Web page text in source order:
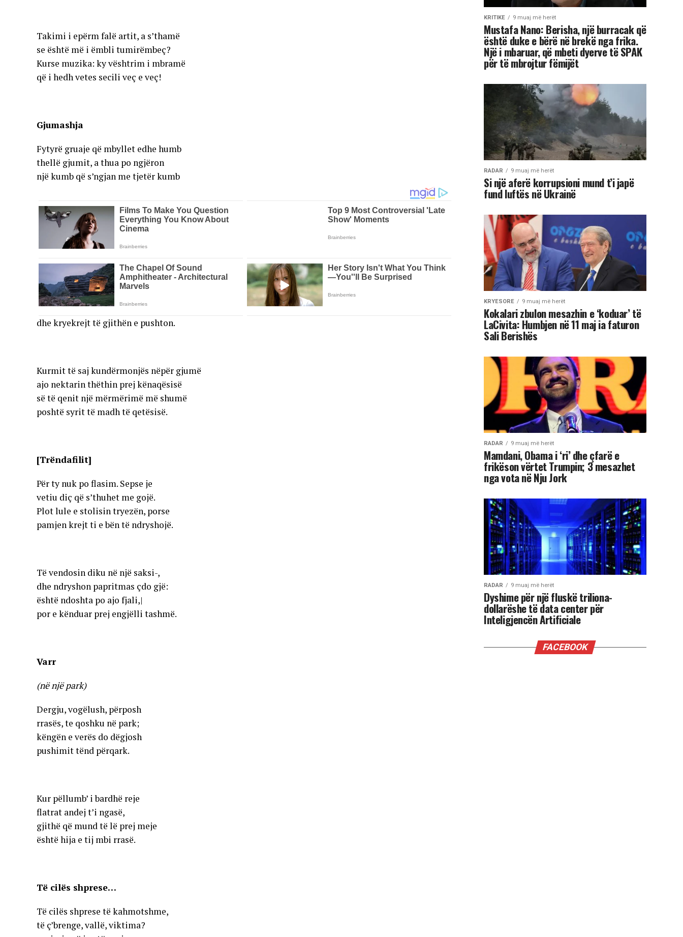
Takimi i epërm falë artit, a s’thamë
se është më i ëmbli tumirëmbeç?
Kurse muzika: ky vështrim i mbramë
që i hedh vetes secili veç e veç!
Gjumashja
Fytyrë gruaje që mbyllet edhe humb
thellë gjumit, a thua po ngjëron
një kumb që s’ngjan me tjetër kumb
dhe kryekrejt të gjithën e pushton.
Kurmit të saj kundërmonjës nëpër gjumë
ajo nektarin thëthin prej kënaqësisë
së të qenit një mërmërimë më shumë
poshtë syrit të madh të qetësisë.
[Trëndafilit]
Për ty nuk po flasim. Sepse je
vetiu diç që s’thuhet me gojë.
Plot lule e stolisin tryezën, porse
pamjen krejt ti e bën të ndryshojë.
Të vendosin diku në një saksi-,
dhe ndryshon papritmas çdo gjë:
është ndoshta po ajo fjali,|
por e kënduar prej engjëlli tashmë.
Varr
(në një park)
Dergju, vogëlush, përposh
rrasës, te qoshku në park;
këngën e verës do dëgjosh
pushimit tënd përqark.
Kur pëllumb’ i bardhë reje
flatrat andej t’i ngasë,
gjithë që mund të lë prej meje
është hija e tij mbi rrasë.
Të cilës shprese…
Të cilës shprese të kahmotshme,
të ç’brenge, vallë, viktima?
KRITIKE 9 muaj më herët
Mustafa Nano: Berisha, një burracak që
është duke e bërë në brekë nga frika.
Një i mbaruar, që mbeti dyerve të SPAK
për të mbrojtur fëmijët
RADAR 9 muaj më herët
Si një aferë korrupsioni mund t’i japë
fund luftës në Ukrainë
KRYESORE 9 muaj më herët
Kokalari zbulon mesazhin e ‘koduar’ të
LaCivita: Humbjen në 11 maj ia faturon
Sali Berishës
RADAR 9 muaj më herët
Mamdani, Obama i ‘ri’ dhe çfarë e
frikëson vërtet Trumpin; 3 mesazhet
nga vota në Nju Jork
RADAR 9 muaj më herët
Dyshime për një fluskë triliona-
dollarëshe të data center për
Inteligjencën Artificiale
FACEBOOK